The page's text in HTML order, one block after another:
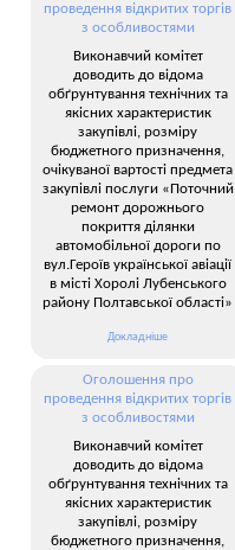
проведення відкритих торгів
з особливостями
Виконавчий комітет
доводить до відома
обґрунтування технічних та
якісних характеристик
закупівлі, розміру
бюджетного призначення,
очікуваної вартості предмета
закупівлі послуги «Поточний
ремонт дорожнього
покриття ділянки
автомобільної дороги по
вул.Героїв української авіації
в місті Хоролі Лубенського
району Полтавської області»
Докладніше
Оголошення про
проведення відкритих торгів
з особливостями
Виконавчий комітет
доводить до відома
обґрунтування технічних та
якісних характеристик
закупівлі, розміру
бюджетного призначення,